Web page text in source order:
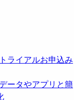
ライアルお申込み
データやアプリと簡